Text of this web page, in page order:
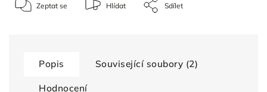
Zeptat se Hlídat Sdílet
Popis Související soubory (2)
Hodnocení